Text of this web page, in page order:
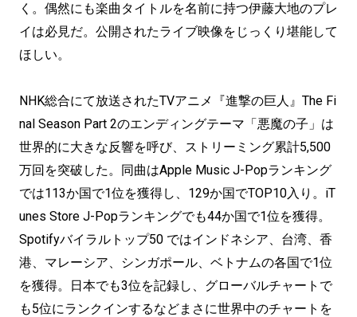
く。偶然にも楽曲タイトルを名前に持つ伊藤大地のプレ
イは必見だ。公開されたライブ映像をじっくり堪能して
ほしい。
NHK総合にて放送されたTVアニメ『進撃の巨人』The Fi
nal Season Part 2のエンディングテーマ「悪魔の子」は
世界的に大きな反響を呼び、ストリーミング累計5,500
万回を突破した。同曲はApple Music J-Popランキング
では113か国で1位を獲得し、129か国でTOP10入り。iT
unes Store J-Popランキングでも44か国で1位を獲得。
Spotifyバイラルトップ50 ではインドネシア、台湾、香
港、マレーシア、シンガポール、ベトナムの各国で1位
を獲得。日本でも3位を記録し、グローバルチャートで
も5位にランクインするなどまさに世界中のチャートを